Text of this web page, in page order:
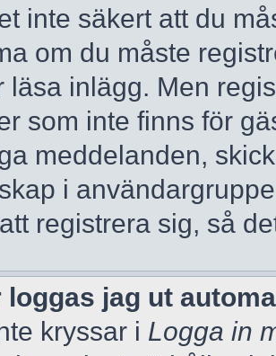
inte säkert att du
om du måste
läsa inlägg. Men
som inte finns för
meddelanden,
i
registrera sig, så
loggas jag ut
kryssar i Logga in